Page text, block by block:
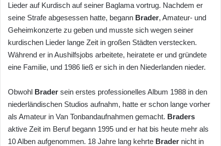
Lieder auf Kurdisch auf seiner Baglama vortrug. Nachdem er
seine Strafe abgesessen hatte, begann Brader, Amateur- und
Geheimkonzerte zu geben und musste sich wegen seiner
kurdischen Lieder lange Zeit in großen Städten verstecken.
Während er in Aushilfsjobs arbeitete, heiratete er und gründete
eine Familie, und 1986 ließ er sich in den Niederlanden nieder.
Obwohl Brader sein erstes professionelles Album 1988 in den
niederländischen Studios aufnahm, hatte er schon lange vorher
als Amateur in Van Tonbandaufnahmen gemacht. Braders
aktive Zeit im Beruf begann 1995 und er hat bis heute mehr als
10 Alben aufgenommen. 18 Jahre lang kehrte Brader nicht in